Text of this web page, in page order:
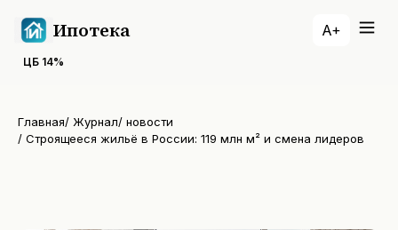
Ипотека
ЦБ 14%
A+
Главная/ Журнал/ новости
/ Строящееся жильё в России: 119 млн м² и смена лидеров